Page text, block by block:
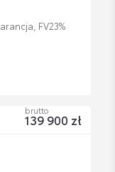
FV23%
brutto
139 900 zł